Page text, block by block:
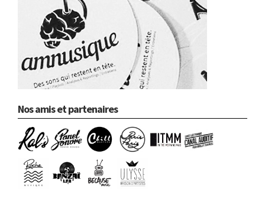
Nos amis et partenaires